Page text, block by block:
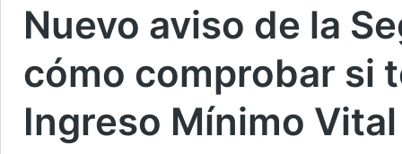
Nuevo aviso de la
cómo comprobar si
Ingreso Mínimo Vital